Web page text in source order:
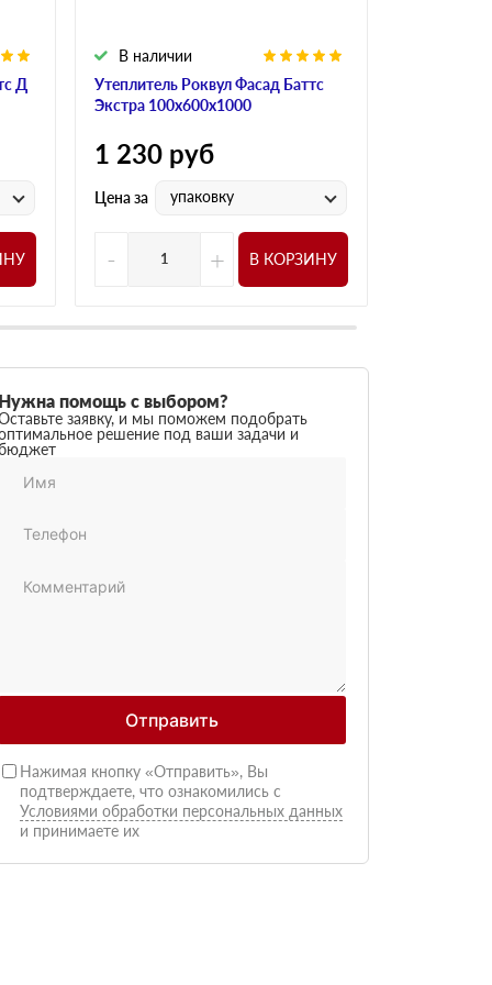
Д
Утеплитель Роквул Фасад Баттс
Экстра 100х600х1000
В наличии
1 230 руб
Цена за упаковку
- + В КОРЗИНУ
Нужна помощь с выбором?
заявку, и мы поможем подобрать
решение под ваши задачи и
Отправить
Нажимая кнопку «Отправить», Вы
подтверждаете, что ознакомились с
Условиями обработки персональных данных
и принимаете их